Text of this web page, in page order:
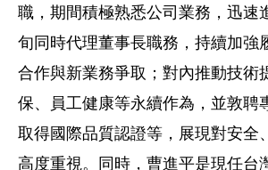
職，期間積極熟悉公司業務，迅速
旬同時代理董事長職務，持續加強
合作與新業務爭取；對內推動技術
保、員工健康等永續作為，並敦聘
取得國際品質認證等，展現對安全
高度重視。同時，曹進平是現任台